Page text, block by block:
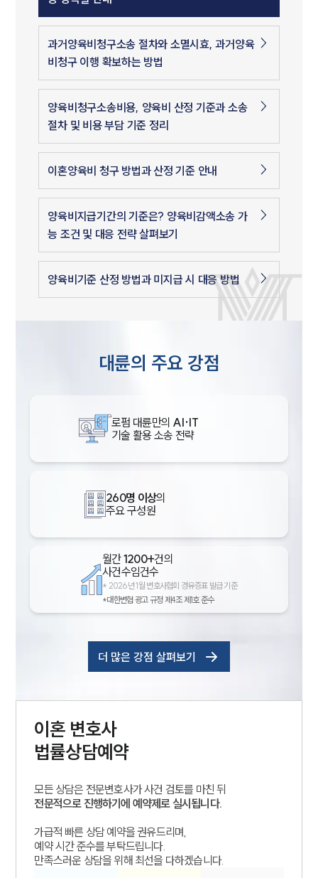
과거양육비청구소송 절차와 소멸시효, 과거양육
비청구 이행 확보하는 방법
양육비청구소송비용, 양육비 산정 기준과 소송
절차 및 비용 부담 기준 정리
이혼양육비 청구 방법과 산정 기준 안내
양육비지급기간의 기준은? 양육비감액소송 가
능 조건 및 대응 전략 살펴보기
양육비기준 산정 방법과 미지급 시 대응 방법
대륜의 주요 강점
로펌 대륜만의 AI·IT
기술 활용 소송 전략
260명 이상의
주요 구성원
월간1200+건의
사건수임건수
* 2026년 1월 변호사협회 경유증표 발급 기준
*대한변협 광고 규정 제4조 제1호 준수
더 많은 강점 살펴보기
이혼 변호사
법률상담예약
모든 상담은 전문변호사가 사건 검토를 마친 뒤
전문적으로 진행하기에 예약제로 실시됩니다.
가급적 빠른 상담 예약을 권유드리며,
예약 시간 준수를 부탁드립니다.
만족스러운 상담을 위해 최선을 다하겠습니다.